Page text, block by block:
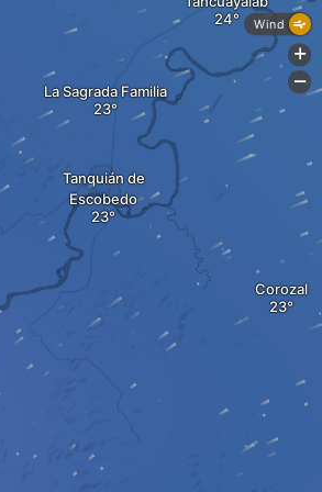
Tanquián de
Escobedo
La Sagrada Familia
Corozal
Wind
+
-